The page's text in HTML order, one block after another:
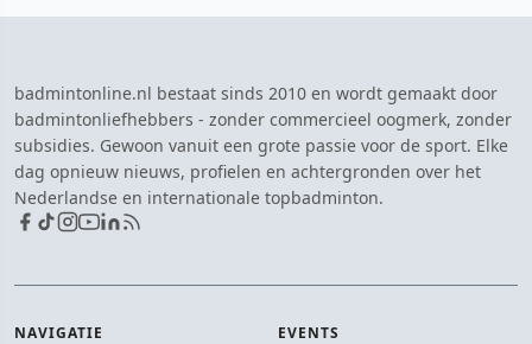
badmintonline.nl bestaat sinds 2010 en wordt gemaakt door
badmintonliefhebbers - zonder commercieel oogmerk, zonder
subsidies. Gewoon vanuit een grote passie voor de sport. Elke
dag opnieuw nieuws, profielen en achtergronden over het
Nederlandse en internationale topbadminton.
NAVIGATIE EVENTS